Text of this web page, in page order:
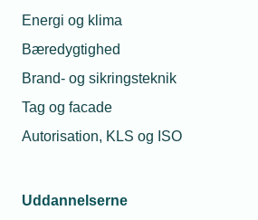
Energi og klima
Bæredygtighed
Brand- og sikringsteknik
Tag og facade
Autorisation, KLS og ISO
Uddannelserne
- Det gælder også i forhold til at
den mangel på arbejdskraft, vi
steder i branchen. Der skal
finde ud af, hvor eksempelvis AI-
mest mening at bruge i den